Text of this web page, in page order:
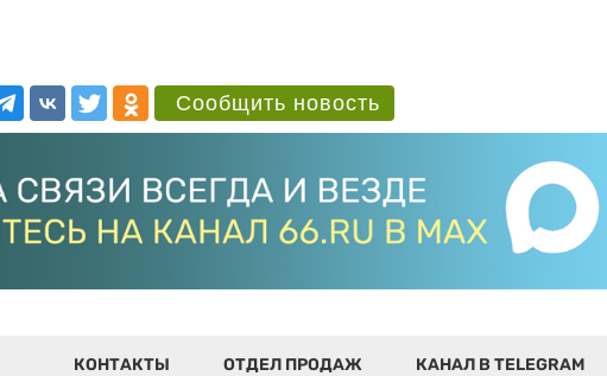
Сообщить новость
КОНТАКТЫ ОТДЕЛ ПРОДАЖ КАНАЛ В TELEGRAM